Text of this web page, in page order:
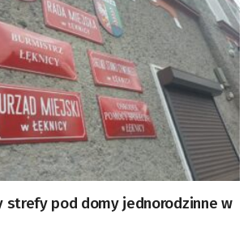
strefy pod domy jednorodzinne w